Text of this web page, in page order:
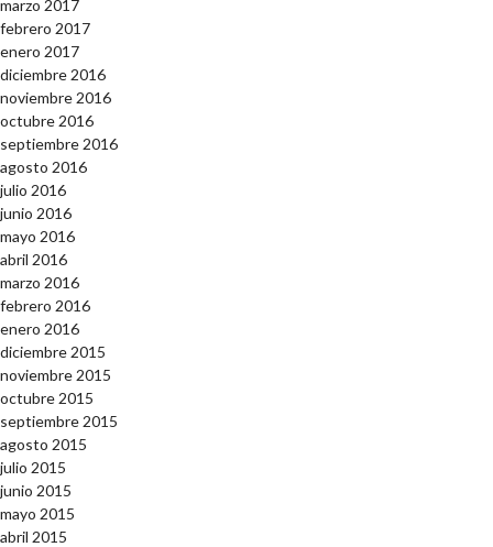
marzo 2017
febrero 2017
enero 2017
diciembre 2016
noviembre 2016
octubre 2016
septiembre 2016
agosto 2016
julio 2016
junio 2016
mayo 2016
abril 2016
marzo 2016
febrero 2016
enero 2016
diciembre 2015
noviembre 2015
octubre 2015
septiembre 2015
agosto 2015
julio 2015
junio 2015
mayo 2015
abril 2015